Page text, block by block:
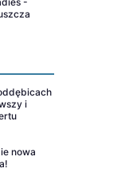
i
nowa